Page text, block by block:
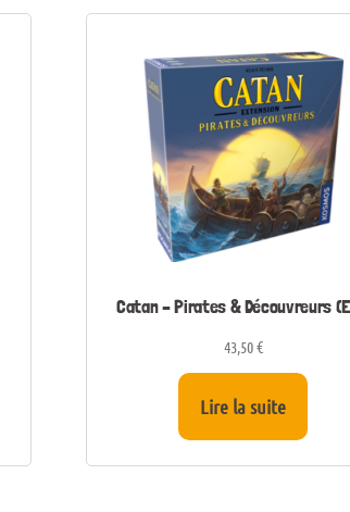
Catan – Pirates & Découvreurs
43,50€
Lire la suite